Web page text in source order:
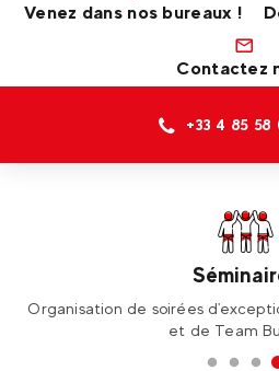
Venez dans nos bureaux !
Contactez
+33 4 85 58
École de
Cours collectifs et cours privés,